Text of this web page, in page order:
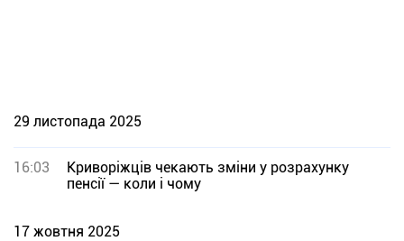
29 листопада 2025
16:03
Криворіжців чекають зміни у розрахунку
пенсії — коли і чому
17 жовтня 2025